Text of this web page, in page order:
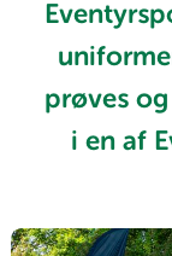
prøves
i en af